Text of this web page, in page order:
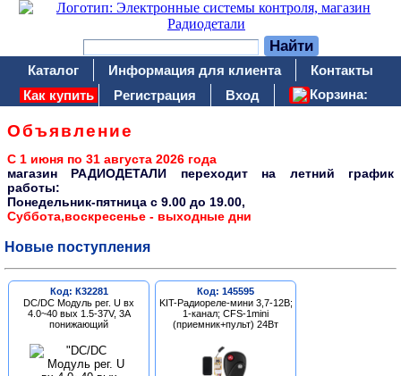
Каталог Информация для клиента
Контакты
Как купить
Регистрация Вход Корзина:
Объявление
С 1 июня по 31 августа 2026 года
магазин РАДИОДЕТАЛИ переходит на летний график
работы:
Понедельник-пятница c 9.00 до 19.00,
Суббота,воскресенье - выходные дни
Новые поступления
Код: К32281
DC/DC Модуль рег. U вх
4.0~40 вых 1.5-37V, 3A
понижающий
Код: 145595
KIT-Радиореле-мини 3,7-12В;
1-канал; CFS-1mini
(приемник+пульт) 24Вт